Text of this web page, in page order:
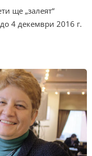
ще „залеят“
4 декември 2016 г.